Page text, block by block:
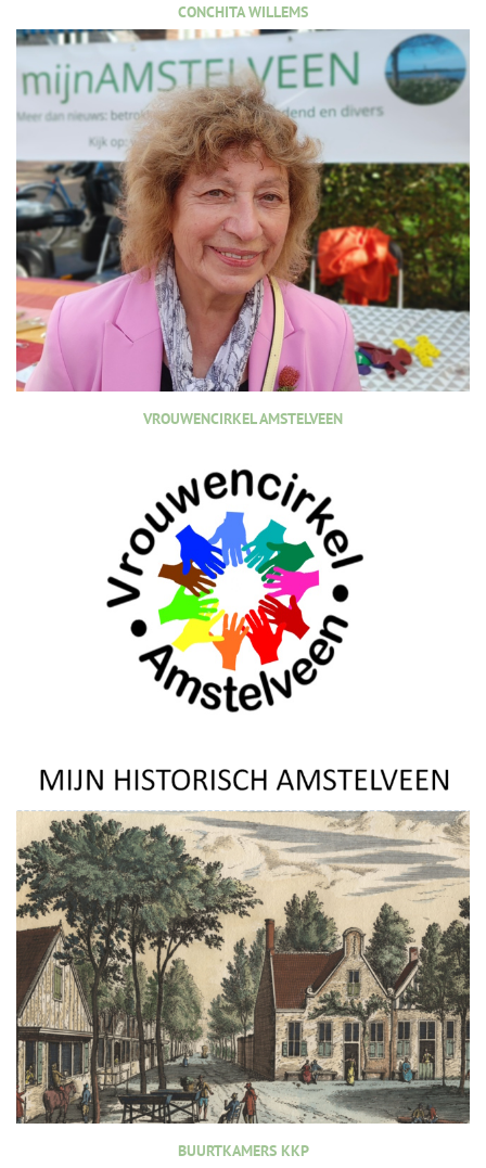
CONCHITA WILLEMS
VROUWENCIRKEL AMSTELVEEN
BUURTKAMERS KKP